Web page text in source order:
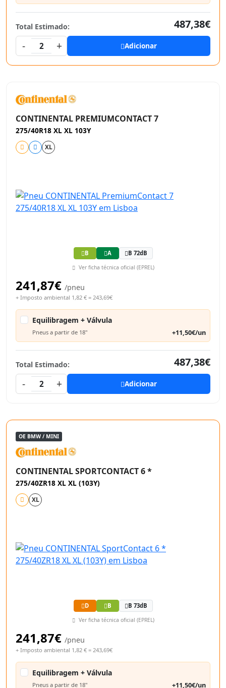
Total Estimado:
487,38€
-
2 + Adicionar
CONTINENTAL PREMIUMCONTACT 7
275/40R18 XL XL 103Y
XL
B A B 72dB
Ver ficha técnica oficial (EPREL)
241,87€ /pneu
+ Imposto ambiental 1,82 € = 243,69€
Equilibragem + Válvula
Pneus a partir de 18" +11,50€/un
Total Estimado:
487,38€
-
2 + Adicionar
OE BMW / MINI
CONTINENTAL SPORTCONTACT 6 *
275/40ZR18 XL XL (103Y)
XL
D B B 73dB
Ver ficha técnica oficial (EPREL)
241,87€ /pneu
+ Imposto ambiental 1,82 € = 243,69€
Equilibragem + Válvula
Pneus a partir de 18" +11,50€/un